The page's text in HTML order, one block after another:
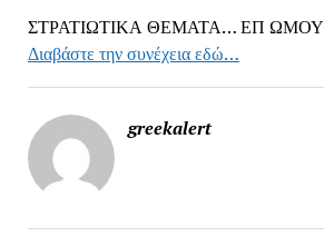
ΣΤΡΑΤΙΩΤΙΚΑ ΘΕΜΑΤΑ… ΕΠ ΩΜΟΥ
Διαβάστε την συνέχεια εδώ…
greekalert